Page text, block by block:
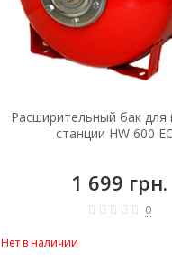
Расширительный бак для
станции HW 600
1 699 грн.
0
Нет в наличии